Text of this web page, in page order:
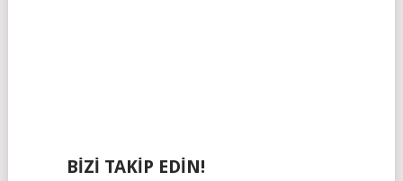
BIZI TAKIP EDIN!